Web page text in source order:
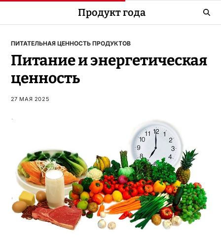
Продукт года
ПИТАТЕЛЬНАЯ ЦЕННОСТЬ ПРОДУКТОВ
Питание и энергетическая
ценность
27 МАЯ 2025